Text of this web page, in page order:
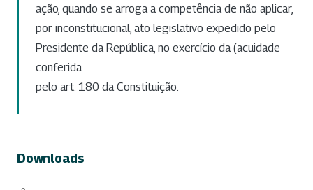
ação, quando se arroga a competência de não aplicar,
por inconstitucional, ato legislativo expedido pelo
Presidente da República, no exercício da (acuidade
conferida
pelo art. 180 da Constituição.
Downloads